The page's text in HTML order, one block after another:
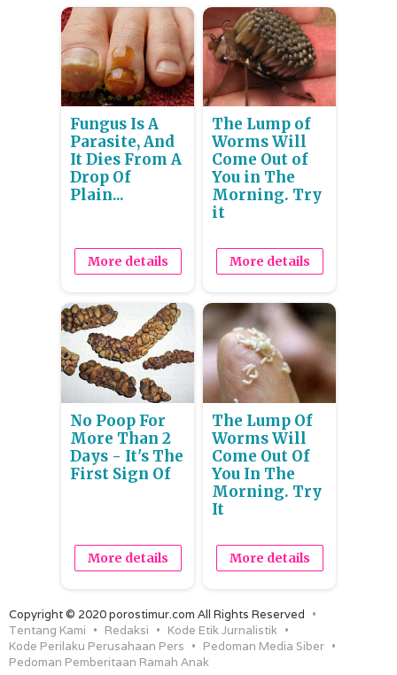
Fungus Is A
Parasite, And
It Dies From A
Drop Of
Plain...
More details
The Lump of
Worms Will
Come Out of
You in The
Morning. Try
it
More details
No Poop For
More Than 2
Days - It's The
First Sign Of
More details
The Lump Of
Worms Will
Come Out Of
You In The
Morning. Try
It
More details
Copyright © 2020 porostimur.com All Rights Reserved
Tentang Kami
Redaksi
Kode Etik Jurnalistik
Kode Perilaku Perusahaan Pers
Pedoman Media Siber
Pedoman Pemberitaan Ramah Anak